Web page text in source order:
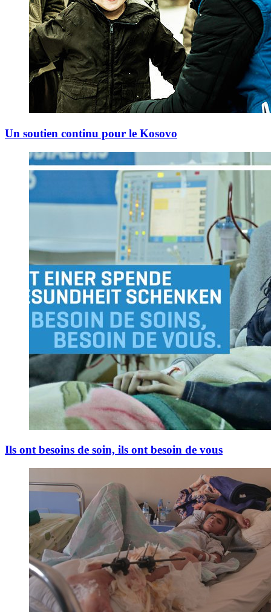
Un soutien continu pour le Kosovo
Ils ont besoins de soin, ils ont besoin de vous